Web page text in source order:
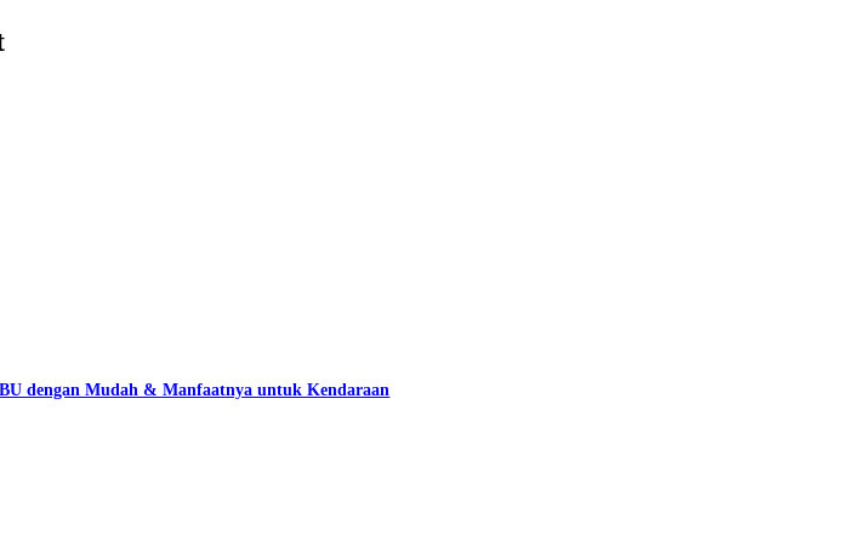
dengan Mudah & Manfaatnya untuk Kendaraan